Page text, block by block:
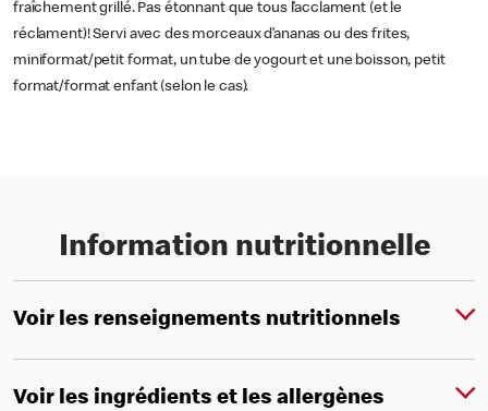
fraîchement grillé. Pas étonnant que tous l’acclament (et le
réclament)! Servi avec des morceaux d’ananas ou des frites,
miniformat/petit format, un tube de yogourt et une boisson, petit
format/format enfant (selon le cas).
Information nutritionnelle
Voir les renseignements nutritionnels
Voir les ingrédients et les allergènes